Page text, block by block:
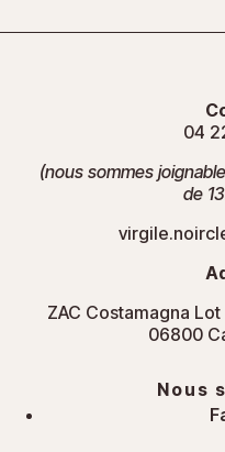
04
(nous sommes
de
ZAC Costamagna
06800
Nous